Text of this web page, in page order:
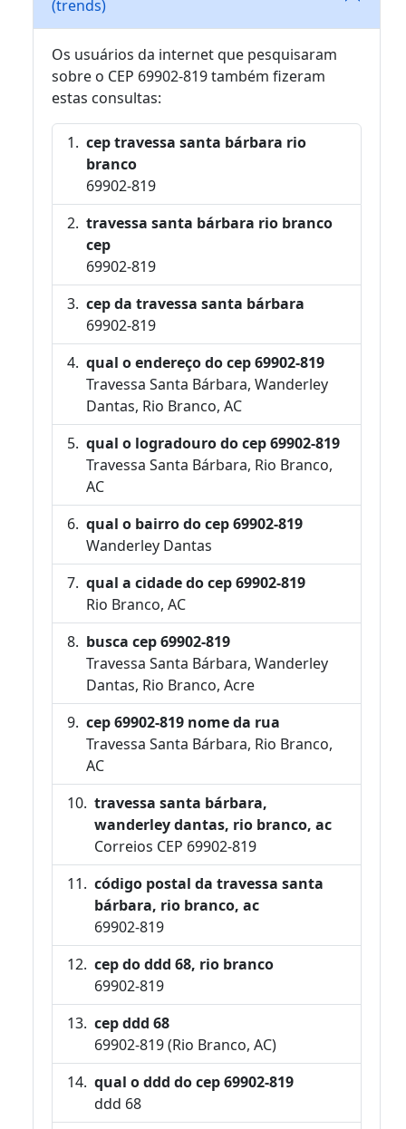
(trends)
Os usuários da internet que pesquisaram
sobre o CEP 69902-819 também fizeram
estas consultas:
cep travessa santa bárbara rio
branco
69902-819
travessa santa bárbara rio branco
cep
69902-819
cep da travessa santa bárbara
69902-819
qual o endereço do cep 69902-819
Travessa Santa Bárbara, Wanderley
Dantas, Rio Branco, AC
qual o logradouro do cep 69902-819
Travessa Santa Bárbara, Rio Branco,
AC
qual o bairro do cep 69902-819
Wanderley Dantas
qual a cidade do cep 69902-819
Rio Branco, AC
busca cep 69902-819
Travessa Santa Bárbara, Wanderley
Dantas, Rio Branco, Acre
cep 69902-819 nome da rua
Travessa Santa Bárbara, Rio Branco,
AC
travessa santa bárbara,
wanderley dantas, rio branco, ac
Correios CEP 69902-819
código postal da travessa santa
bárbara, rio branco, ac
69902-819
cep do ddd 68, rio branco
69902-819
cep ddd 68
69902-819 (Rio Branco, AC)
qual o ddd do cep 69902-819
ddd 68